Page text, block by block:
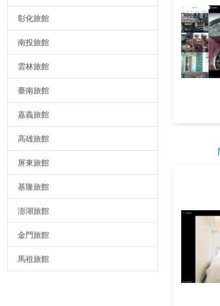
彰化旅館
南投旅館
雲林旅館
臺南旅館
嘉義旅館
高雄旅館
屏東旅館
基隆旅館
澎湖旅館
金門旅館
馬祖旅館